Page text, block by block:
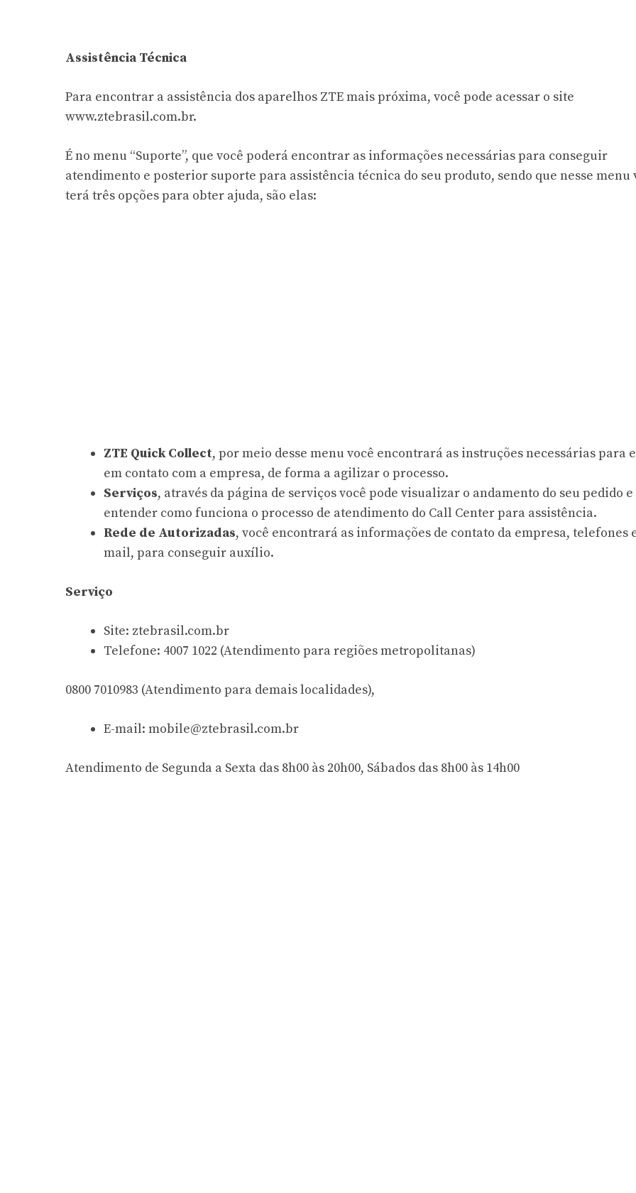
Assistência Técnica
Para encontrar a assistência dos aparelhos ZTE mais próxima, você pode acessar o site
www.ztebrasil.com.br.
É no menu “Suporte”, que você poderá encontrar as informações necessárias para conseguir
atendimento e posterior suporte para assistência técnica do seu produto, sendo que nesse menu
terá três opções para obter ajuda, são elas:
ZTE Quick Collect, por meio desse menu você encontrará as instruções necessárias para
em contato com a empresa, de forma a agilizar o processo.
Serviços, através da página de serviços você pode visualizar o andamento do seu pedido e
entender como funciona o processo de atendimento do Call Center para assistência.
Rede de Autorizadas, você encontrará as informações de contato da empresa, telefones
mail, para conseguir auxílio.
Serviço
Site: ztebrasil.com.br
Telefone: 4007 1022 (Atendimento para regiões metropolitanas)
0800 7010983 (Atendimento para demais localidades),
E-mail: mobile@ztebrasil.com.br
Atendimento de Segunda a Sexta das 8h00 às 20h00, Sábados das 8h00 às 14h00